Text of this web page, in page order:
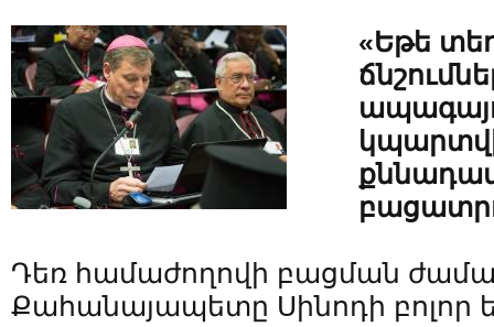
«Եթե
Դեռ համաժողովի բացման
Քահանայապետը Սինոդի բոլոր